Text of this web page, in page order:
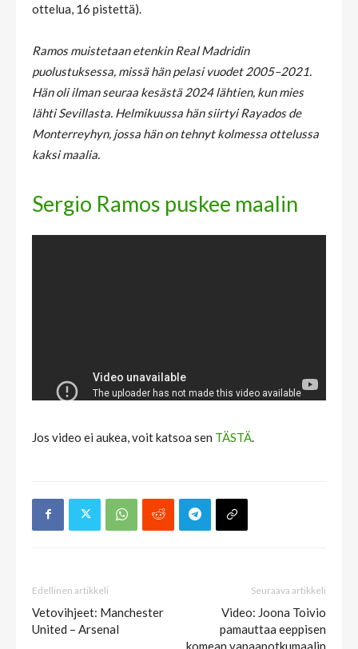
ottelua, 16 pistettä).
Ramos muistetaan etenkin Real Madridin
puolustuksessa, missä hän pelasi vuodet 2005–2021.
Hän oli ilman seuraa kesästä 2024 lähtien, kun mies
lähti Sevillasta. Helmikuussa hän siirtyi Rayados de
Monterreyhyn, jossa hän on tehnyt kolmessa ottelussa
kaksi maalia.
Sergio Ramos puskee maalin
Jos video ei aukea, voit katsoa sen TÄSTÄ.
Edellinen artikkeli
Vetovihjeet: Manchester
United – Arsenal
Seuraava artikkeli
Video: Joona Toivio
pamauttaa eeppisen
komean vapaapotkumaalin